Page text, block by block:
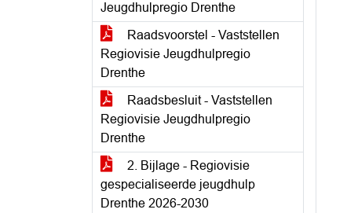
Jeugdhulpregio Drenthe
Raadsvoorstel - Vaststellen
Regiovisie Jeugdhulpregio
Drenthe
Raadsbesluit - Vaststellen
Regiovisie Jeugdhulpregio
Drenthe
2. Bijlage - Regiovisie
gespecialiseerde jeugdhulp
Drenthe 2026-2030